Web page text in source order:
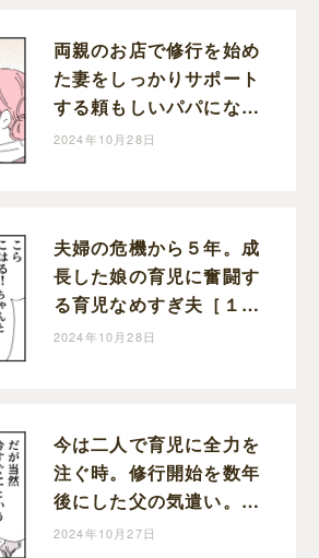
両親のお店で修行を始め
た妻をしっかりサポート
する頼もしいパパになっ
た育児なめすぎ夫［２０
2024年10月28日
夫婦の危機から５年。成
長した娘の育児に奮闘す
る育児なめすぎ夫［１９
９］｜くまおのマンガ堂
2024年10月28日
今は二人で育児に全力を
注ぐ時。修行開始を数年
後にした父の気遣い。育
児なめすぎ夫［１９８］
2024年10月27日